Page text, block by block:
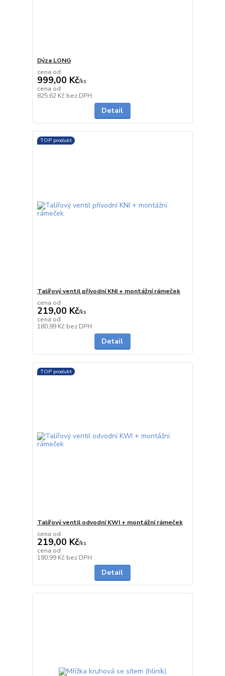
Dýza LONG
cena od
999,00 Kč/ks
cena od
825,62 Kč bez DPH
Detail
TOP produkt
Talířový ventil přívodní KNI + montážní rámeček
cena od
219,00 Kč/ks
cena od
180,99 Kč bez DPH
Detail
TOP produkt
Talířový ventil odvodní KWI + montážní rámeček
cena od
219,00 Kč/ks
cena od
180,99 Kč bez DPH
Detail